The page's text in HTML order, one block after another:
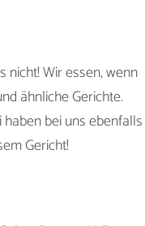
nicht! Wir essen, wenn
ähnliche Gerichte.
bei uns ebenfalls
Gericht!